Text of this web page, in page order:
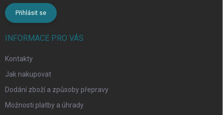
Přihlásit se
INFORMACE PRO VÁS
Kontakty
Jak nakupovat
Dodání zboží a způsoby přepravy
Možnosti platby a úhrady